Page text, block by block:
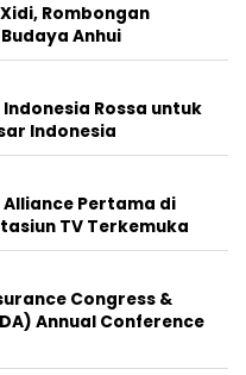
Rombongan
Anhui
Rossa untuk
Indonesia
Alliance Pertama di
TV Terkemuka
Congress &
Annual Conference